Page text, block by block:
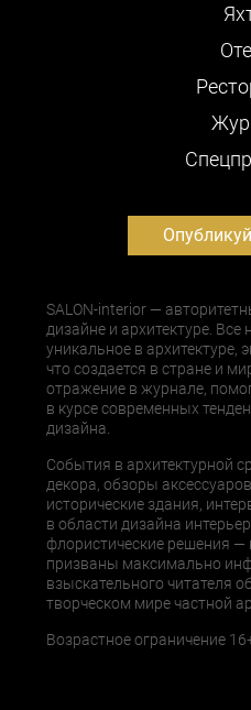
SALON-interior —
дизайне и архитектуре. Все
уникальное в архитектуре,
что создается в стране и
отражение в журнале,
в курсе современных
дизайна.
События в архитектурной
декора, обзоры
исторические здания,
в области дизайна
флористические решения
призваны максимально
взыскательного читателя
творческом мире частной
Возрастное ограничение